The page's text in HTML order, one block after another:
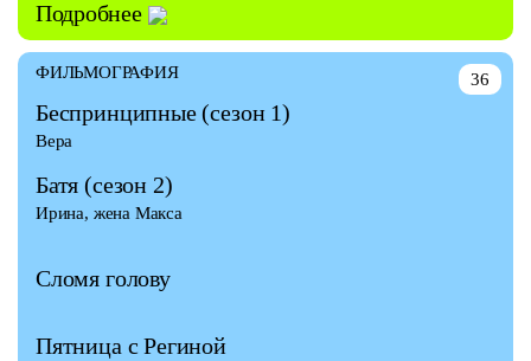
Подробнее
36
ФИЛЬМОГРАФИЯ
Беспринципные(сезон 1)
Вера
Батя(сезон 2)
Ирина, жена Макса
Сломя голову
Пятница с Региной